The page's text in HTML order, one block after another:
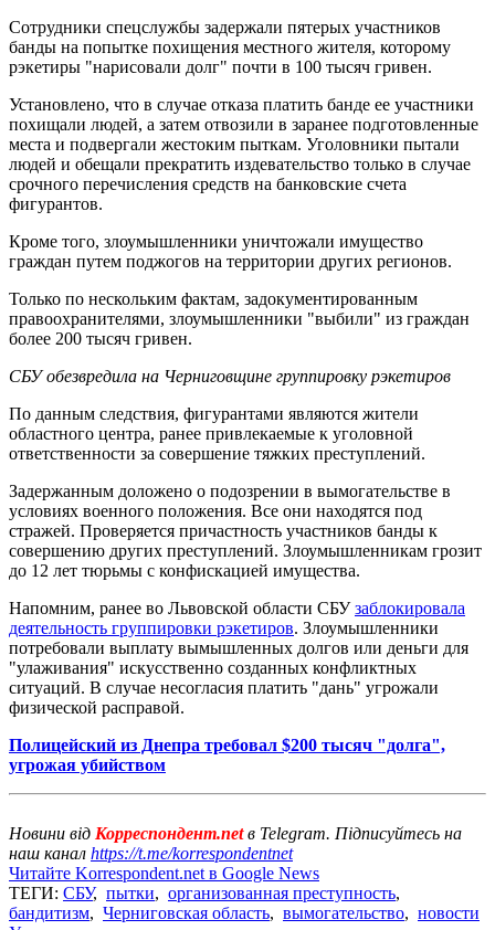
Сотрудники спецслужбы задержали пятерых участников
банды на попытке похищения местного жителя, которому
рэкетиры "нарисовали долг" почти в 100 тысяч гривен.
Установлено, что в случае отказа платить банде ее участники
похищали людей, а затем отвозили в заранее подготовленные
места и подвергали жестоким пыткам. Уголовники пытали
людей и обещали прекратить издевательство только в случае
срочного перечисления средств на банковские счета
фигурантов.
Кроме того, злоумышленники уничтожали имущество
граждан путем поджогов на территории других регионов.
Только по нескольким фактам, задокументированным
правоохранителями, злоумышленники "выбили" из граждан
более 200 тысяч гривен.
СБУ обезвредила на Черниговщине группировку рэкетиров
По данным следствия, фигурантами являются жители
областного центра, ранее привлекаемые к уголовной
ответственности за совершение тяжких преступлений.
Задержанным доложено о подозрении в вымогательстве в
условиях военного положения. Все они находятся под
стражей. Проверяется причастность участников банды к
совершению других преступлений. Злоумышленникам грозит
до 12 лет тюрьмы с конфискацией имущества.
Напомним, ранее во Львовской области СБУзаблокировала
деятельность группировки рэкетиров. Злоумышленники
потребовали выплату вымышленных долгов или деньги для
"улаживания" искусственно созданных конфликтных
ситуаций. В случае несогласия платить "дань" угрожали
физической расправой.
Полицейский из Днепра требовал $200 тысяч "долга",
угрожая убийством
Новини від Корреспондент.netв Telegram. Підписуйтесь на
наш канал https://t.me/korrespondentnet
Читайте Korrespondent.net в Google News
ТЕГИ: СБУ, пытки, организованная преступность,
бандитизм, Черниговская область, вымогательство, новости